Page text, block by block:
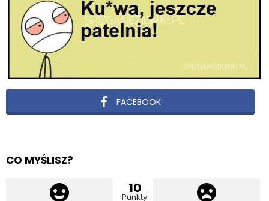
FACEBOOK
CO MYŚLISZ?
10
Punkty